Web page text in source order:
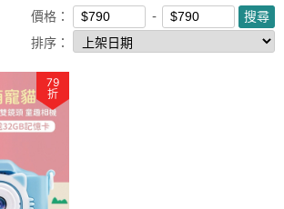
價格：
排序：
79
折